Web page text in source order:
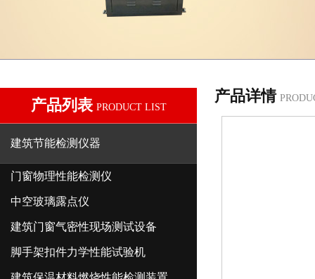
产品详情
产品列表 PRODUCT LIST
建筑节能检测仪器
门窗物理性能检测仪
中空玻璃露点仪
建筑门窗气密性现场测试设备
脚手架扣件力学性能试验机